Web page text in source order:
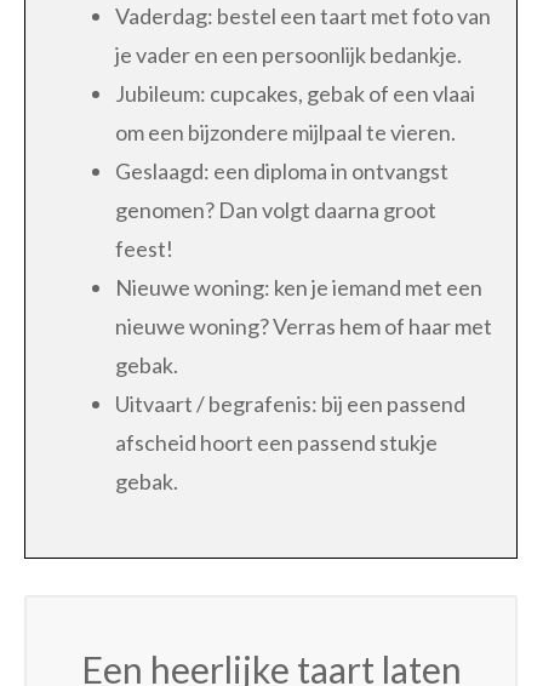
Vaderdag: bestel een taart met foto van
je vader en een persoonlijk bedankje.
Jubileum: cupcakes, gebak of een vlaai
om een bijzondere mijlpaal te vieren.
Geslaagd: een diploma in ontvangst
genomen? Dan volgt daarna groot
feest!
Nieuwe woning: ken je iemand met een
nieuwe woning? Verras hem of haar met
gebak.
Uitvaart / begrafenis: bij een passend
afscheid hoort een passend stukje
gebak.
Een heerlijke taart laten